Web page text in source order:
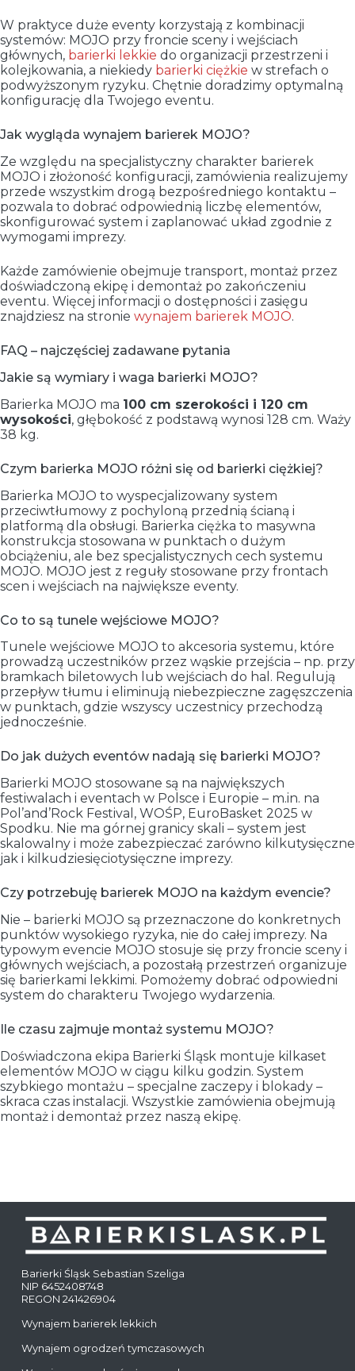
W praktyce duże eventy korzystają z kombinacji
systemów: MOJO przy froncie sceny i wejściach
głównych, barierki lekkie do organizacji przestrzeni i
kolejkowania, a niekiedy barierki ciężkie w strefach o
podwyższonym ryzyku. Chętnie doradzimy optymalną
konfigurację dla Twojego eventu.
Jak wygląda wynajem barierek MOJO?
Ze względu na specjalistyczny charakter barierek
MOJO i złożoność konfiguracji, zamówienia realizujemy
przede wszystkim drogą bezpośredniego kontaktu –
pozwala to dobrać odpowiednią liczbę elementów,
skonfigurować system i zaplanować układ zgodnie z
wymogami imprezy.
Każde zamówienie obejmuje transport, montaż przez
doświadczoną ekipę i demontaż po zakończeniu
eventu. Więcej informacji o dostępności i zasięgu
znajdziesz na stronie wynajem barierek MOJO.
FAQ – najczęściej zadawane pytania
Jakie są wymiary i waga barierki MOJO?
Barierka MOJO ma 100 cm szerokości i 120 cm
wysokości, głębokość z podstawą wynosi 128 cm. Waży
38 kg.
Czym barierka MOJO różni się od barierki ciężkiej?
Barierka MOJO to wyspecjalizowany system
przeciwtłumowy z pochyloną przednią ścianą i
platformą dla obsługi. Barierka ciężka to masywna
konstrukcja stosowana w punktach o dużym
obciążeniu, ale bez specjalistycznych cech systemu
MOJO. MOJO jest z reguły stosowane przy frontach
scen i wejściach na największe eventy.
Co to są tunele wejściowe MOJO?
Tunele wejściowe MOJO to akcesoria systemu, które
prowadzą uczestników przez wąskie przejścia – np. przy
bramkach biletowych lub wejściach do hal. Regulują
przepływ tłumu i eliminują niebezpieczne zagęszczenia
w punktach, gdzie wszyscy uczestnicy przechodzą
jednocześnie.
Do jak dużych eventów nadają się barierki MOJO?
Barierki MOJO stosowane są na największych
festiwalach i eventach w Polsce i Europie – m.in. na
Pol’and’Rock Festival, WOŚP, EuroBasket 2025 w
Spodku. Nie ma górnej granicy skali – system jest
skalowalny i może zabezpieczać zarówno kilkutysięczne
jak i kilkudziesięciotysięczne imprezy.
Czy potrzebuję barierek MOJO na każdym evencie?
Nie – barierki MOJO są przeznaczone do konkretnych
punktów wysokiego ryzyka, nie do całej imprezy. Na
typowym evencie MOJO stosuje się przy froncie sceny i
głównych wejściach, a pozostałą przestrzeń organizuje
się barierkami lekkimi. Pomożemy dobrać odpowiedni
system do charakteru Twojego wydarzenia.
Ile czasu zajmuje montaż systemu MOJO?
Doświadczona ekipa Barierki Śląsk montuje kilkaset
elementów MOJO w ciągu kilku godzin. System
szybkiego montażu – specjalne zaczepy i blokady –
skraca czas instalacji. Wszystkie zamówienia obejmują
montaż i demontaż przez naszą ekipę.
Barierki Śląsk Sebastian Szeliga
NIP 6452408748
REGON 241426904
Wynajem barierek lekkich
Wynajem ogrodzeń tymczasowych